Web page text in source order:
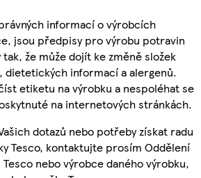
informací o výrobcích
jsou předpisy pro výrobu potravin
že může dojít ke změně složek
dietetických informací a alergenů.
etiketu na výrobku a nespoléhat se
na internetových stránkách.
dotazů nebo potřeby získat radu
Tesco, kontaktujte prosím Oddělení
nebo výrobce daného výrobku,